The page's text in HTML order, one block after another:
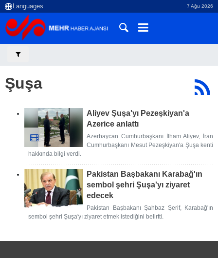
7 Ağu 2026
Şuşa
Aliyev Şuşa'yı Pezeşkiyan'a
Azerice anlattı
Azerbaycan Cumhurbaşkanı İlham Aliyev, İran
Cumhurbaşkanı Mesut Pezeşkiyan'a Şuşa kenti
hakkında bilgi verdi.
Pakistan Başbakanı Karabağ'ın
sembol şehri Şuşa'yı ziyaret
edecek
Pakistan Başbakanı Şahbaz Şerif, Karabağ'ın
sembol şehri Şuşa'yı ziyaret etmek istediğini belirtti.